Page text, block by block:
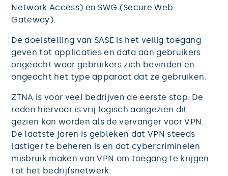
Network Access) en SWG (Secure Web
Gateway).
De doelstelling van SASE is het veilig toegang
geven tot applicaties en data aan gebruikers
ongeacht waar gebruikers zich bevinden en
ongeacht het type apparaat dat ze gebruiken.
ZTNA is voor veel bedrijven de eerste stap. De
reden hiervoor is vrij logisch aangezien dit
gezien kan worden als de vervanger voor VPN.
De laatste jaren is gebleken dat VPN steeds
lastiger te beheren is en dat cybercriminelen
misbruik maken van VPN om toegang te krijgen
tot het bedrijfsnetwerk.